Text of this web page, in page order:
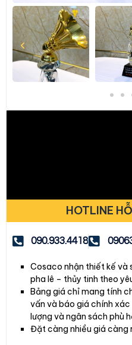
HOTLINE
090.933.4418
Cosaco nhận thiết kế và
pha lê – thủy tinh theo
Bảng giá chỉ mang tính
vấn và báo giá chính
lượng và ngân sách phù
Đặt càng nhiều giá càng